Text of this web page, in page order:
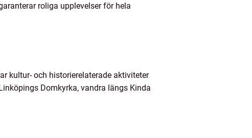
roliga upplevelser för hela
kultur- och historierelaterade aktiviteter
Domkyrka, vandra längs Kinda